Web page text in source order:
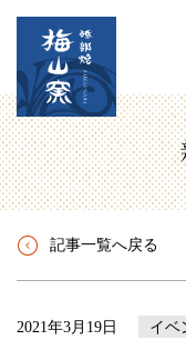
記事一覧へ戻る
2021年3月19日 イベ